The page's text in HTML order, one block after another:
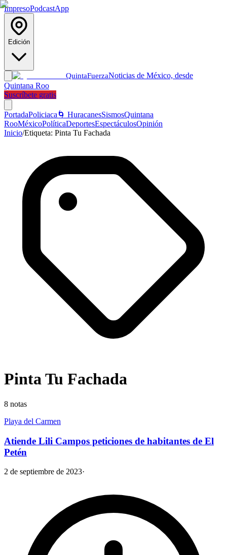
ImpresoPodcastApp
Edición
QuintaFuerzaNoticias de México, desde
Quintana Roo
Suscríbete gratis
PortadaPoliciaca 🌀 HuracanesSismosQuintana
RooMéxicoPolíticaDeportesEspectáculosOpinión
Inicio/Etiqueta: Pinta Tu Fachada
Pinta Tu Fachada
8 notas
Playa del Carmen
Atiende Lili Campos peticiones de habitantes de El
Petén
2 de septiembre de 2023·